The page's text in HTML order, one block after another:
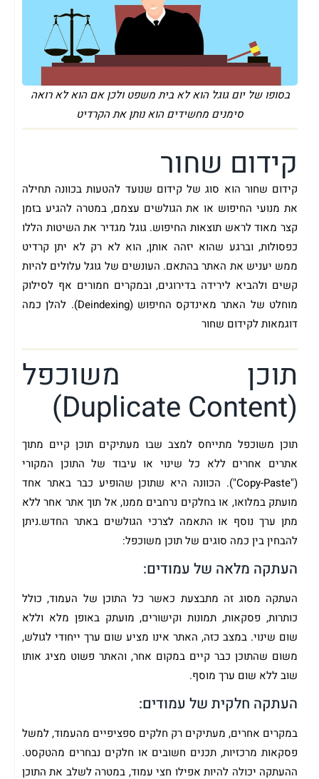
בסופו של יום גוגל הוא לא בית משפט ולכן אם הוא לא רואה
סימנים מחשידים הוא נותן את הקרדיט
קידום שחור
קידום שחור הוא סוג של קידום שנועד להטעות בכוונה תחילה
את מנועי החיפוש או את הגולשים עצמם, במטרה להגיע בזמן
קצר מאוד לראש תוצאות החיפוש. גוגל מגדיר את השיטות הללו
כפסולות, וברגע שהוא יזהה אותן, הוא לא רק לא יתן קרדיט
ממש יעניש את האתר בהתאם. העונשים של גוגל עלולים להיות
קשים ולהביא לירידה בדירוגים, ובמקרים חמורים אף לסילוק
מוחלט של האתר מאינדקס החיפוש (Deindexing). להלן כמה
דוגמאות לקידום שחור
תוכן משוכפל
(Duplicate Content)
תוכן משוכפל מתייחס למצב שבו מעתיקים תוכן קיים מתוך
אתרים אחרים ללא כל שינוי או עיבוד של התוכן המקורי
("Copy-Paste"). הכוונה היא שתוכן שהופיע כבר באתר אחד
מועתק במלואו, או בחלקים נרחבים ממנו, אל תוך אתר אחר ללא
מתן ערך נוסף או התאמה לצרכי הגולשים באתר החדש.ניתן
להבחין בין כמה סוגים של תוכן משוכפל:
העתקה מלאה של עמודים:
העתקה מסוג זה מתבצעת כאשר כל התוכן של העמוד, כולל
כותרות, פסקאות, תמונות וקישורים, מועתק באופן מלא וללא
שום שינוי. במצב כזה, האתר אינו מציע שום ערך ייחודי לגולש,
משום שהתוכן כבר קיים במקום אחר, והאתר פשוט מציג אותו
שוב ללא שום ערך מוסף.
העתקה חלקית של עמודים:
במקרים אחרים, מעתיקים רק חלקים ספציפיים מהעמוד, למשל
פסקאות מרכזיות, תכנים חשובים או חלקים נבחרים מהטקסט.
ההעתקה יכולה להיות אפילו חצי עמוד, במטרה לשלב את התוכן